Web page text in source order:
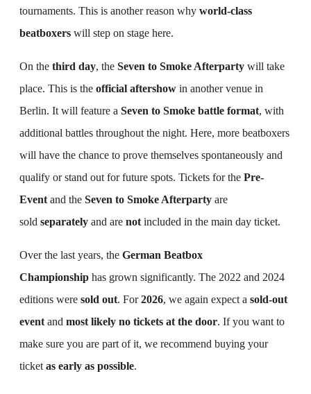
tournaments. This is another reason why world-class
beatboxers will step on stage here.
On the third day, the Seven to Smoke Afterparty will take
place. This is the official aftershow in another venue in
Berlin. It will feature a Seven to Smoke battle format, with
additional battles throughout the night. Here, more beatboxers
will have the chance to prove themselves spontaneously and
qualify or stand out for future spots. Tickets for the Pre-
Event and the Seven to Smoke Afterparty are
sold separately and are not included in the main day ticket.
Over the last years, the German Beatbox
Championship has grown significantly. The 2022 and 2024
editions were sold out. For2026, we again expect a sold-out
event and most likely no tickets at the door. If you want to
make sure you are part of it, we recommend buying your
ticket as early as possible.